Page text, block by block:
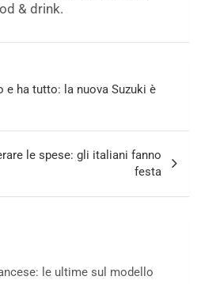
& drink.
ha tutto: la nuova Suzuki è
le spese: gli italiani fanno
festa
le ultime sul modello